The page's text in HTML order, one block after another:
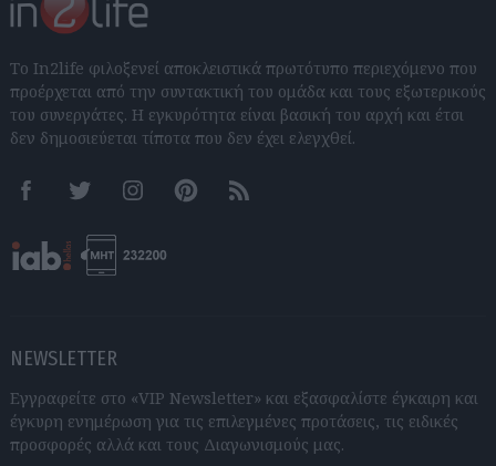
Το In2life φιλοξενεί αποκλειστικά πρωτότυπο περιεχόμενο που
προέρχεται από την συντακτική του ομάδα και τους εξωτερικούς
του συνεργάτες. Η εγκυρότητα είναι βασική του αρχή και έτσι
δεν δημοσιεύεται τίποτα που δεν έχει ελεγχθεί.
FacebookTwitter InstagramPinterestRSS feeds
NEWSLETTER
Εγγραφείτε στο «VIP Newsletter» και εξασφαλίστε έγκαιρη και
έγκυρη ενημέρωση για τις επιλεγμένες προτάσεις, τις ειδικές
προσφορές αλλά και τους Διαγωνισμούς μας.